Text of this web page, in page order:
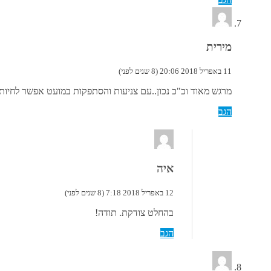
מירית
11 באפריל 2018 20:06 (8 שנים לפני)
מרגש מאוד וכ"כ נכון..עם צניעות והסתפקות במועט אפשר לחיות
הגב
איה
12 באפריל 2018 7:18 (8 שנים לפני)
בהחלט צודקת. תודה!
הגב